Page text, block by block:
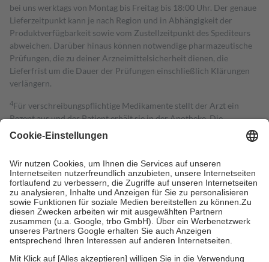
bei uns werktags von Montag bis Freitag bis 18:00 Uhr. Der genaue
Lieferzeitpunkt kann je nach Region und in Abhängigkeit der
Produktverfügbarkeit sowie vom Zustellzeitpunkt des Spediteurs
abweichen. Darüber hinaus können notwendige pharmazeutische
Prüfungen, die zu deiner Arzneimittelsicherheit dienen, die
Lieferfrist um die Dauer der Prüfungen einschließlich Klärungen
verlängern.
4Für verschreibungspflichtige Medikamente stellt der Arzt ein
Rezept aus und der Patient erhält sie in der Apotheke. Die
gesetzliche Krankenversicherung übernimmt in der Regel die
Kosten dafür, der Versicherte trägt einen Teil davon als Zuzahlung
Grundsätzlich leisten Mitglieder Zuzahlungen in Höhe von zehn
Prozent des Abgabepreises,mindestens jedochfünf Euround
höchstens zehn Euro.Es sind jedoch nie mehr als die tatsächlichen
Kosten der Leistung zu entrichten.
Diese Regeln gelten grundsätzlich auch für Online-Apotheken.
Bei Heilmitteln und häuslicher Krankenpflege beträgt die
Zuzahlung zehn Prozent der Kosten sowie zehn Euro je
Verordnung.